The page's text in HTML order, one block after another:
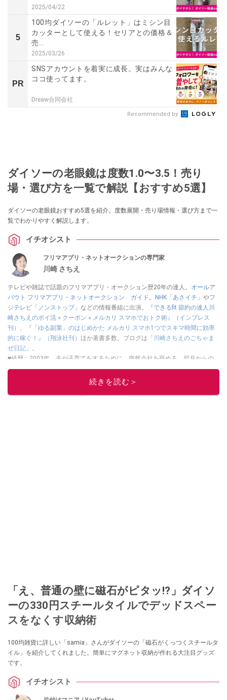
2025/04/22
5
100均ダイソーの「ルレット」はミシン目
カッターとして使える！セリアとの価格＆
売...
2025/03/26
PR
SNSアカウントを着実に成長。実はみんな
ココ使ってます。
Dreaw合同会社
Recommended by
ダイソーの老眼鏡は度数1.0〜3.5！売り
場・選び方を一覧で解説【おすすめ5選】
ダイソーの老眼鏡おすすめ5選を紹介。度数展開・売り場情報・選び方まで一
覧でわかりやすく解説します。
イチオシスト
フリマアプリ・ネットオークションの専門家
川崎 さちえ
テレビや雑誌で話題のフリマアプリ・オークション歴20年の達人。 オールア
バウト フリマアプリ・ネットオークション ガイド 。 NHK「あさイチ」 やフ
ジテレビ「ノンストップ」 などの情報番組に出演。
『できるfit 節約の達人川
崎さちえのポイ活＋クーポン＋メルカリ スマホでおトク術』（インプレス
刊）
『「ゆる副業」のはじめかた メルカリ スマホ1つでスキマ時間に効率
的に稼ぐ！』（翔泳社刊） ほか著書多数。ブログは 「川崎さちえのごちゃま
ぜ日記」
。
■経歴：2003年、夫が子育てをするために、突然会社を辞める。翌月からの
給料が０円になり、家にいながら、しかも空いた時間でできるオークション
に目をつける。しかし、取引の仕方がわからずに、まずは落札者として参
続きを読む＞
「え、普通の壁に磁石がピタッ!?」ダイソ
ーの330円スチールタイルでデッドスペー
スをなくす収納術
100均雑貨に詳しい「samia」さんがダイソーの「磁石がくっつくスチールタ
イル」を紹介してくれました。簡単にマグネット収納が作れる大注目グッズ
です。
イチオシスト